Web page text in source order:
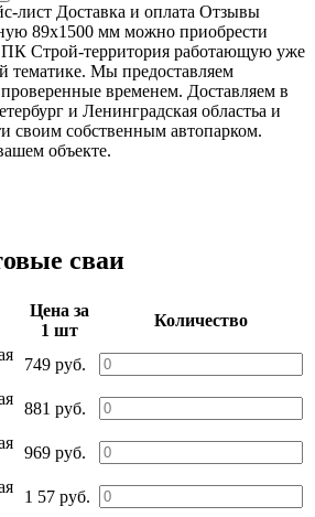
лист Доставка и оплата Отзывы
89х1500 мм можно приобрести
Строй-территория работающую уже
тематике. Мы предоставляем
временем. Доставляем в
и Ленинградская областьа и
своим собственным автопарком.
объекте.
сваи
Цена за
1 шт
Количество
749 руб.
881 руб.
969 руб.
1 57 руб.